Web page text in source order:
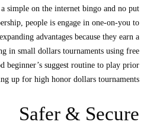
for a simple on the internet bingo
membership, people is engage in
with expanding advantages because
engaging in small dollars tournaments
the a good beginner’s suggest routine
to signing up for high honor dollars
Safer &